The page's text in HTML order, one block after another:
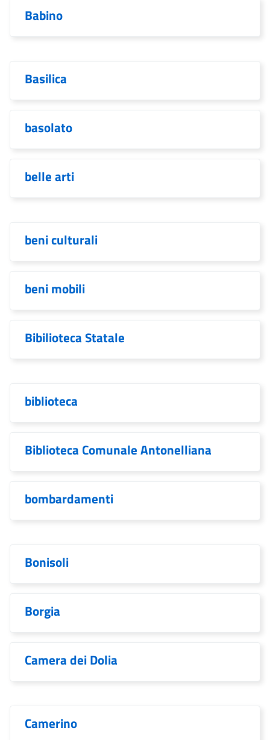
Babino
Basilica
basolato
belle arti
beni culturali
beni mobili
Bibilioteca Statale
biblioteca
Biblioteca Comunale Antonelliana
bombardamenti
Bonisoli
Borgia
Camera dei Dolia
Camerino